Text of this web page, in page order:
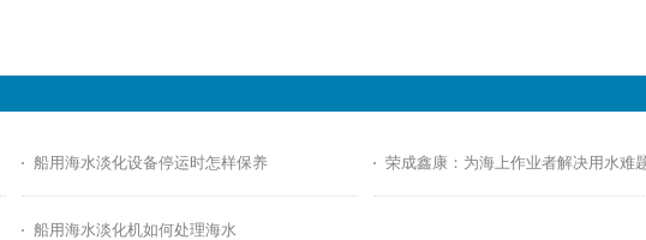
船用海水淡化设备停运时怎样保养 荣成鑫康：为海上作业者解决用水难
船用海水淡化机如何处理海水